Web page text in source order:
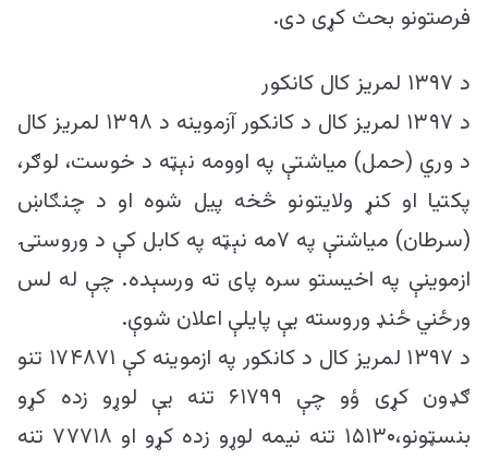
فرصتونو بحث کړی دی.
د ۱۳۹۷ لمریز کال کانکور
د ۱۳۹۷ لمریز کال د کانکور آزموینه د ۱۳۹۸ لمریز کال
د وري (حمل) میاشتې په اوومه نېټه د خوست، لوګر،
پکتیا او کنړ ولایتونو څخه پیل شوه او د چنګاښ
(سرطان) میاشتې په ۷مه نېټه په کابل کې د وروستۍ
ازموینې په اخیستو سره پای ته ورسېده. چې له لس
ورځني ځنډ وروسته یې پایلې اعلان شوې.
د ۱۳۹۷ لمریز کال د کانکور په ازموینه کې ۱۷۴۸۷۱ تنو
ګډون کړی ؤو چې ۶۱۷۹۹ تنه یې لوړو زده کړو
بنسټونو،۱۵۱۳۰ تنه نیمه لوړو زده کړو او ۷۷۷۱۸ تنه